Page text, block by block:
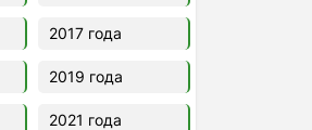
2017 года
2019 года
2021 года